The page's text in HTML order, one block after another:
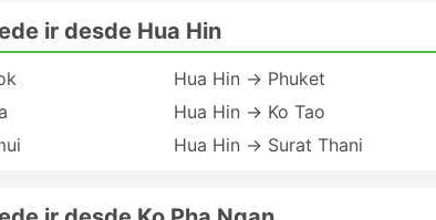
ir desde Hua Hin
Hua Hin → Phuket
Hua Hin → Ko Tao
Hua Hin → Surat Thani